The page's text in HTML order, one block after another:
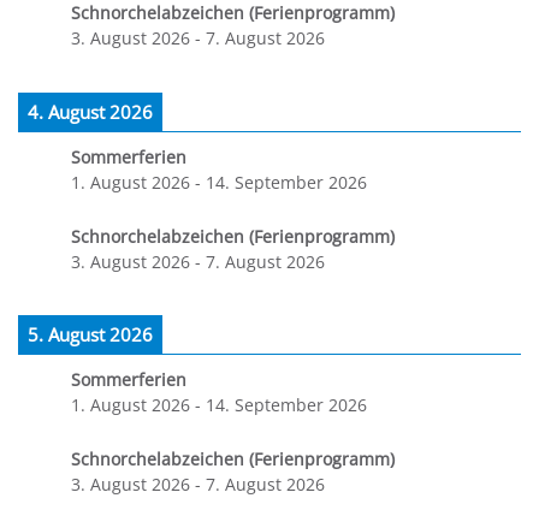
Schnorchelabzeichen (Ferienprogramm)
3. August 2026 - 7. August 2026
4. August 2026
Sommerferien
1. August 2026 - 14. September 2026
Schnorchelabzeichen (Ferienprogramm)
3. August 2026 - 7. August 2026
5. August 2026
Sommerferien
1. August 2026 - 14. September 2026
Schnorchelabzeichen (Ferienprogramm)
3. August 2026 - 7. August 2026